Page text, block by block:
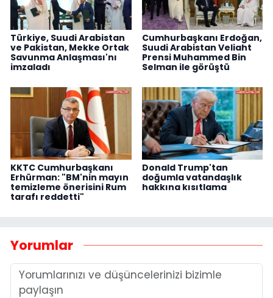
Türkiye, Suudi Arabistan
ve Pakistan, Mekke Ortak
Savunma Anlaşması'nı
imzaladı
Cumhurbaşkanı Erdoğan,
Suudi Arabistan Veliaht
Prensi Muhammed Bin
Selman ile görüştü
KKTC Cumhurbaşkanı
Erhürman: "BM'nin mayın
temizleme önerisini Rum
tarafı reddetti"
Donald Trump'tan
doğumla vatandaşlık
hakkına kısıtlama
Yorumlar